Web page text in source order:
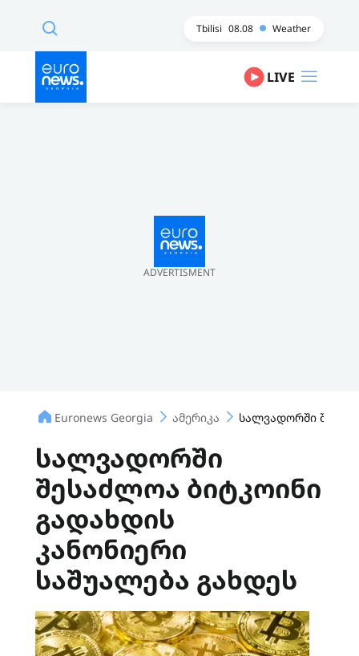
Tbilisi 08.08 Weather
LIVE
ADVERTISMENT
Euronews Georgia ამერიკა სალვადორში
სალვადორში
შესაძლოა ბიტკოინი
გადახდის
კანონიერი
საშუალება გახდეს